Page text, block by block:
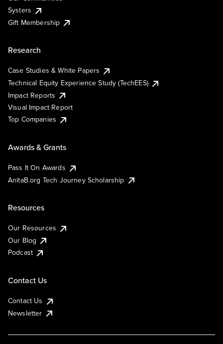
Systers
Gift Membership
Research
Case Studies & White Papers
Technical Equity Experience Study (TechEES)
Impact Reports
Visual Impact Report
Top Companies
Awards & Grants
Pass It On Awards
AnitaB.org Tech Journey Scholarship
Resources
Our Resources
Our Blog
Podcast
Contact Us
Contact Us
Newsletter